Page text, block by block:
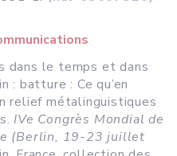
dans le temps et dans
: batture : Ce qu’en
relief métalinguistiques
IVe Congrès Mondial de
(Berlin, 19-23 juillet